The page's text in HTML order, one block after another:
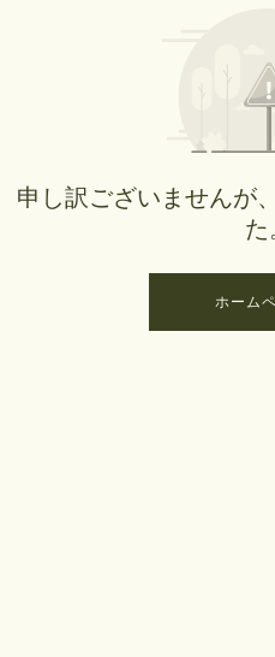
申し訳ございませんが
た
ホーム